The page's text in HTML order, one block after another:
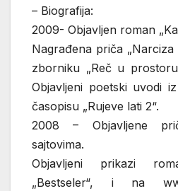
– Biografija:
2009- Objavljen roman
Nagrađena priča
zborniku „Reč u
Objavljeni poetski uvodi
časopisu „Rujeve lati 2“.
2008 – Objavljene
sajtovima.
Objavljeni prikazi
„Bestseler“, i na